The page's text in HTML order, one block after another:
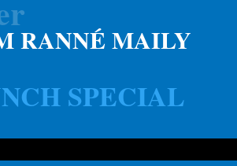
RANNÉ MAILY
SPECIAL